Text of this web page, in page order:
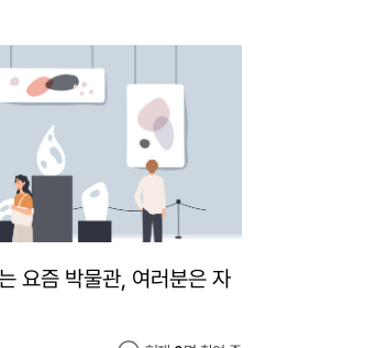
요즘 박물관, 여러분은 자